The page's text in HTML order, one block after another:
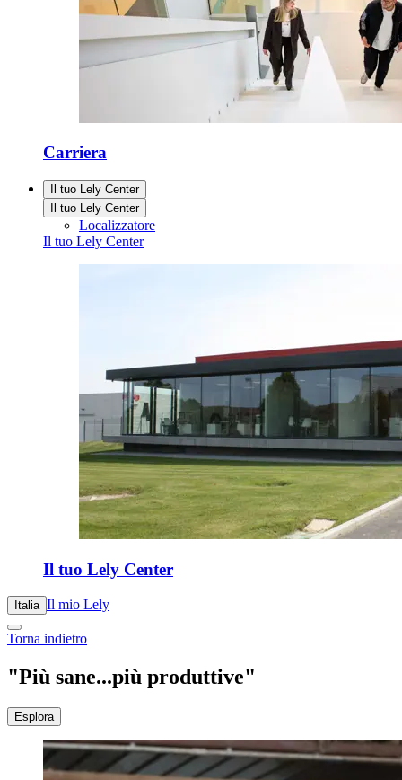
Carriera
Il tuo Lely Center
Il tuo Lely Center
Localizzatore
Il tuo Lely Center
Il tuo Lely Center
Italia Il mio Lely
Torna indietro
"Più sane...più produttive"
Esplora